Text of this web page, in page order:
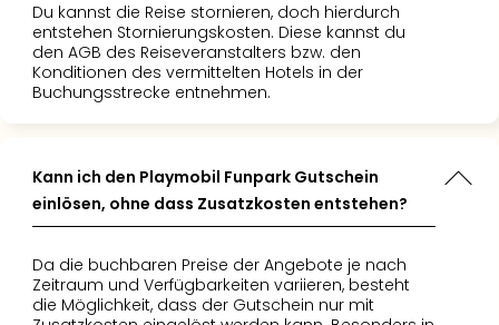
Du kannst die Reise stornieren, doch hierdurch
entstehen Stornierungskosten. Diese kannst du
den AGB des Reiseveranstalters bzw. den
Konditionen des vermittelten Hotels in der
Buchungsstrecke entnehmen.
Kann ich den Playmobil Funpark Gutschein
einlösen, ohne dass Zusatzkosten entstehen?
Da die buchbaren Preise der Angebote je nach
Zeitraum und Verfügbarkeiten variieren, besteht
die Möglichkeit, dass der Gutschein nur mit